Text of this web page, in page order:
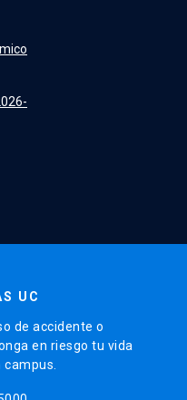
UC
de accidente o
en riesgo tu vida